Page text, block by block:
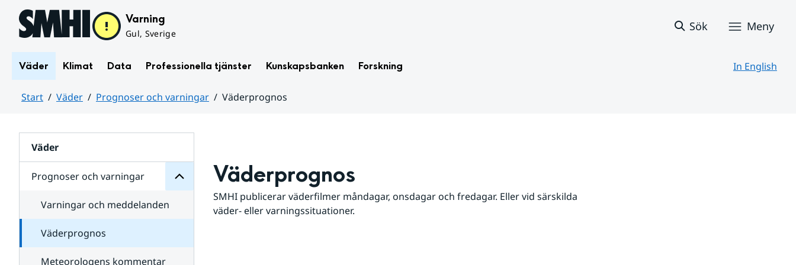
Hoppa till sidans innehåll Varning
Gul, Sverige
Sök Meny
Väder Klimat Data Professionella tjänster Kunskapsbanken Forskning In English
Start Väder Prognoser och varningar
Väderprognos
Väder
Prognoser och varningar
för
varningar
Varningar och meddelanden
Väderprognos
Meteorologens kommentar
Väderprognos
SMHI publicerar väderfilmer måndagar, onsdagar och fredagar. Eller vid särskilda
väder- eller varningssituationer.